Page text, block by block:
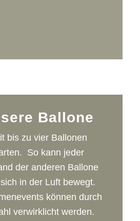
Ballone
bis zu vier Ballonen
So kann jeder
der anderen Ballone
in der Luft bewegt.
können durch
verwirklicht werden.